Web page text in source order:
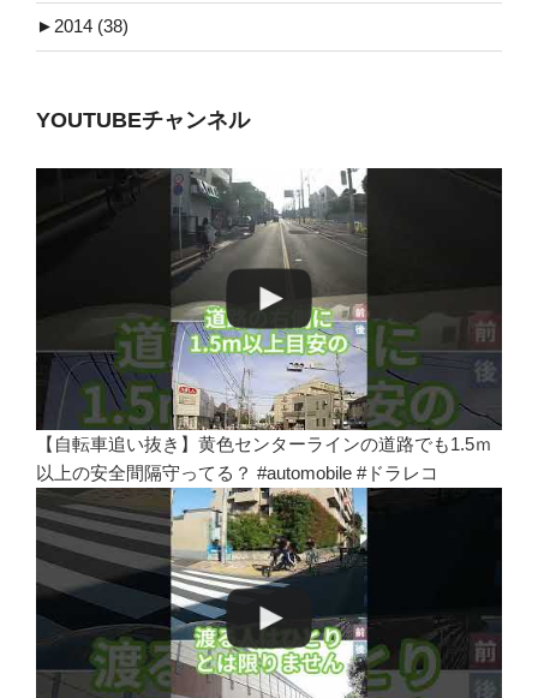
► 2014 (38)
YOUTUBEチャンネル
【自転車追い抜き】黄色センターラインの道路でも1.5ｍ
以上の安全間隔守ってる？ #automobile #ドラレコ